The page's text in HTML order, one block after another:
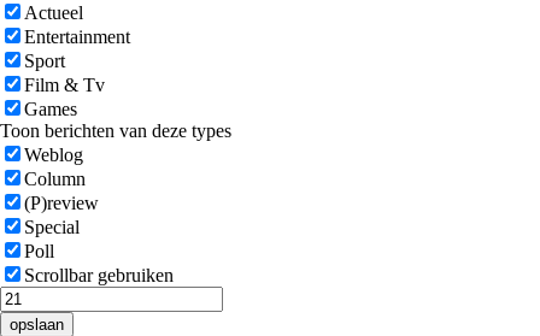
Actueel
Entertainment
Sport
Film & Tv
Games
Toon berichten van deze types
Weblog
Column
(P)review
Special
Poll
Scrollbar gebruiken
opslaan